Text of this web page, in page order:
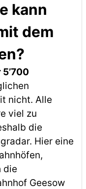
kann
dem
nicht. Alle
viel zu
die
Hier eine
die
Geesow